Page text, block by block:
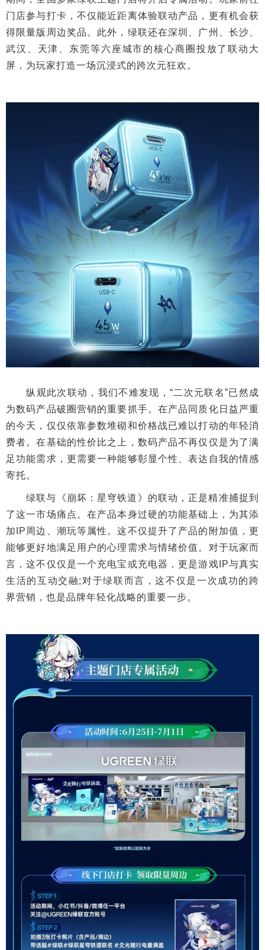
门店参与打卡，不仅能近距离体验联动产品，更有机会获
得限量版周边奖品。此外，绿联还在深圳、广州、长沙、
武汉、天津、东莞等六座城市的核心商圈投放了联动大
屏，为玩家打造一场沉浸式的跨次元狂欢。
纵观此次联动，我们不难发现，“二次元联名”已然成
为数码产品破圈营销的重要抓手。在产品同质化日益严重
的今天，仅仅依靠参数堆砌和价格战已难以打动的年轻消
费者。在基础的性价比之上，数码产品不再仅仅是为了满
足功能需求，更需要一种能够彰显个性、表达自我的情感
寄托。
绿联与《崩坏：星穹铁道》的联动，正是精准捕捉到
了这一市场痛点。在产品本身过硬的功能基础上，为其添
加IP周边、潮玩等属性。这不仅提升了产品的附加值，更
能够更好地满足用户的心理需求与情绪价值。对于玩家而
言，这不仅仅是一个充电宝或充电器，更是游戏IP与真实
生活的互动交融;对于绿联而言，这不仅是一次成功的跨
界营销，也是品牌年轻化战略的重要一步。